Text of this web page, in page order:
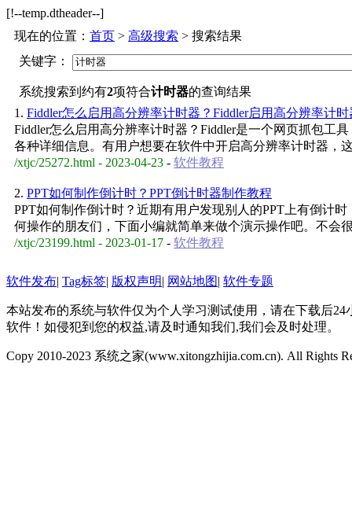
[!--temp.dtheader--]
现在的位置： 首页 > 高级搜索 > 搜索结果
关键字：
系统搜索到约有2项符合计时器的查询结果
1. Fiddler怎么启用高分辨率计时器？Fiddler启用高分辨率计
Fiddler怎么启用高分辨率计时器？Fiddler是一个网页抓包工
各种详细信息。有用户想要在软件中开启高分辨率计时器，
/xtjc/25272.html - 2023-04-23 - 软件教程
2. PPT如何制作倒计时？PPT倒计时器制作教程
PPT如何制作倒计时？近期有用户发现别人的PPT上有倒计
何操作的朋友们，下面小编就简单来做个演示操作吧。不会
/xtjc/23199.html - 2023-01-17 - 软件教程
软件发布| Tag标签| 版权声明| 网站地图| 软件专题
本站发布的系统与软件仅为个人学习测试使用，请在下载后
软件！如侵犯到您的权益,请及时通知我们,我们会及时处理。
Copy 2010-2023 系统之家(www.xitongzhijia.com.cn). All Rights